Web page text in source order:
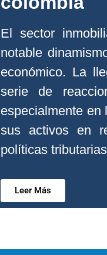
El sector
notable
económico. La
serie de
especialmente en
sus activos en
políticas
Leer Más